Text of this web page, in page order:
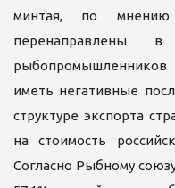
минтая, по мнению
перенаправлены
иметь негативные
структуре экспорта
на стоимость
Согласно Рыбному